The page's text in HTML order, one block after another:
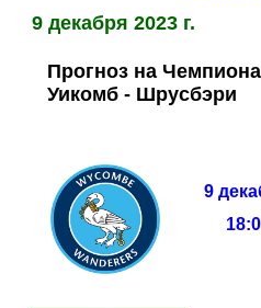
Описание
Ответы на вопросы
Отзывы
Прогнозы
Бесплатные
Платные
Таблицы
Чемпионатов
Еврокубки
9 декабря 2023 г.
Прогноз на
Уикомб - Шрусбэри
9